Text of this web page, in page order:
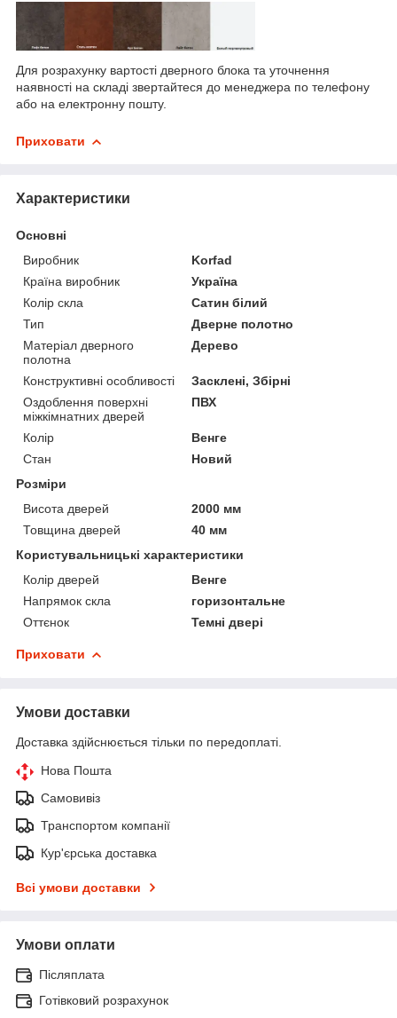
Для розрахунку вартості дверного блока та уточнення
наявності на складі звертайтеся до менеджера по телефону
або на електронну пошту.
Приховати
Характеристики
Основні
Виробник
Korfad
Країна виробник
Україна
Колір скла
Сатин білий
Тип
Дверне полотно
Матеріал дверного
полотна
Дерево
Конструктивні особливості
Засклені, Збірні
Оздоблення поверхні
міжкімнатних дверей
ПВХ
Колір
Венге
Стан
Новий
Розміри
Висота дверей
2000 мм
Товщина дверей
40 мм
Користувальницькі характеристики
Колір дверей
Венге
Напрямок скла
горизонтальне
Оттєнок
Темні двері
Приховати
Умови доставки
Доставка здійснюється тільки по передоплаті.
Нова Пошта
Самовивіз
Транспортом компанії
Кур'єрська доставка
Всі умови доставки
Умови оплати
Післяплата
Готівковий розрахунок